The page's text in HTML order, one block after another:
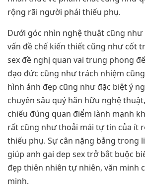
rộng rãi người phái thiếu phụ.
Dưới góc nhìn nghệ thuật cũng
vấn đề chế kiến thiết cũng như cốt
sex đề nghị quan vai trung phong
đạo đức cũng như trách nhiệm
hình ảnh đẹp cũng như đặc biệt ý
chuyên sâu quý hãn hữu nghệ
chiếu đúng quan điểm lành mạnh
rất cũng như thoải mái tự tin của ít
thiếu phụ. Sự cân nặng bằng trong
giúp anh gai dep sex trở bắt buộc
đẹp thiên nhiên tự nhiên, văn minh
minh.